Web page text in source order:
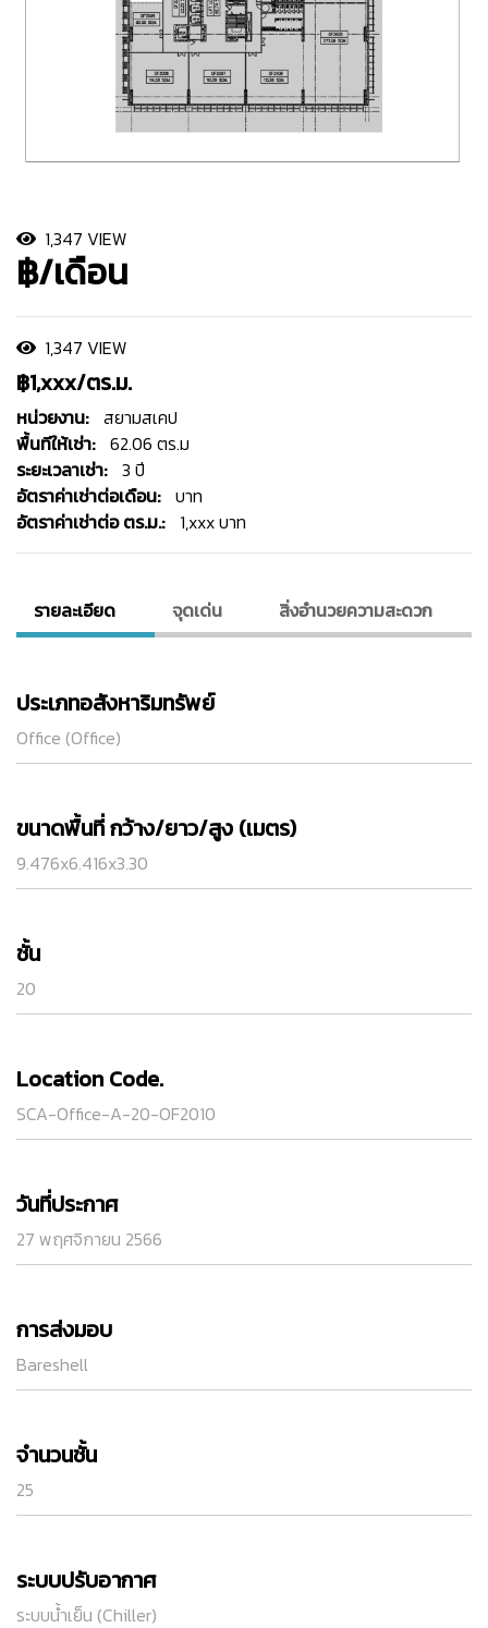
1,347 VIEW
฿/เดือน
1,347 VIEW
฿1,xxx/ตร.ม.
หน่วยงาน: สยามสเคป
พื้นทีให้เช่า: 62.06 ตร.ม
ระยะเวลาเช่า: 3 ปี
อัตราค่าเช่าต่อเดือน: บาท
อัตราค่าเช่าต่อ ตร.ม.:
1,xxx บาท
รายละเอียด จุดเด่น สิ่งอํานวยความสะดวก
ประเภทอสังหาริมทรัพย์
Office (Office)
ขนาดพื้นที่ กว้าง/ยาว/สูง (เมตร)
9.476x6.416x3.30
ชั้น
20
Location Code.
SCA-Office-A-20-OF2010
วันที่ประกาศ
27 พฤศจิกายน 2566
การส่งมอบ
Bareshell
จำนวนชั้น
25
ระบบปรับอากาศ
ระบบน้ำเย็น (Chiller)